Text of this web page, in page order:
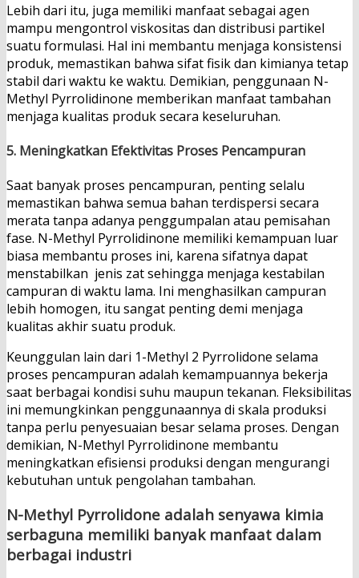
Lebih dari itu, juga memiliki manfaat sebagai agen
mampu mengontrol viskositas dan distribusi partikel
suatu formulasi. Hal ini membantu menjaga konsistensi
produk, memastikan bahwa sifat fisik dan kimianya tetap
stabil dari waktu ke waktu. Demikian, penggunaan N-
Methyl Pyrrolidinone memberikan manfaat tambahan
menjaga kualitas produk secara keseluruhan.
5. Meningkatkan Efektivitas Proses Pencampuran
Saat banyak proses pencampuran, penting selalu
memastikan bahwa semua bahan terdispersi secara
merata tanpa adanya penggumpalan atau pemisahan
fase. N-Methyl Pyrrolidinone memiliki kemampuan luar
biasa membantu proses ini, karena sifatnya dapat
menstabilkan jenis zat sehingga menjaga kestabilan
campuran di waktu lama. Ini menghasilkan campuran
lebih homogen, itu sangat penting demi menjaga
kualitas akhir suatu produk.
Keunggulan lain dari 1-Methyl 2 Pyrrolidone selama
proses pencampuran adalah kemampuannya bekerja
saat berbagai kondisi suhu maupun tekanan. Fleksibilitas
ini memungkinkan penggunaannya di skala produksi
tanpa perlu penyesuaian besar selama proses. Dengan
demikian, N-Methyl Pyrrolidinone membantu
meningkatkan efisiensi produksi dengan mengurangi
kebutuhan untuk pengolahan tambahan.
N-Methyl Pyrrolidone adalah senyawa kimia
serbaguna memiliki banyak manfaat dalam
berbagai industri